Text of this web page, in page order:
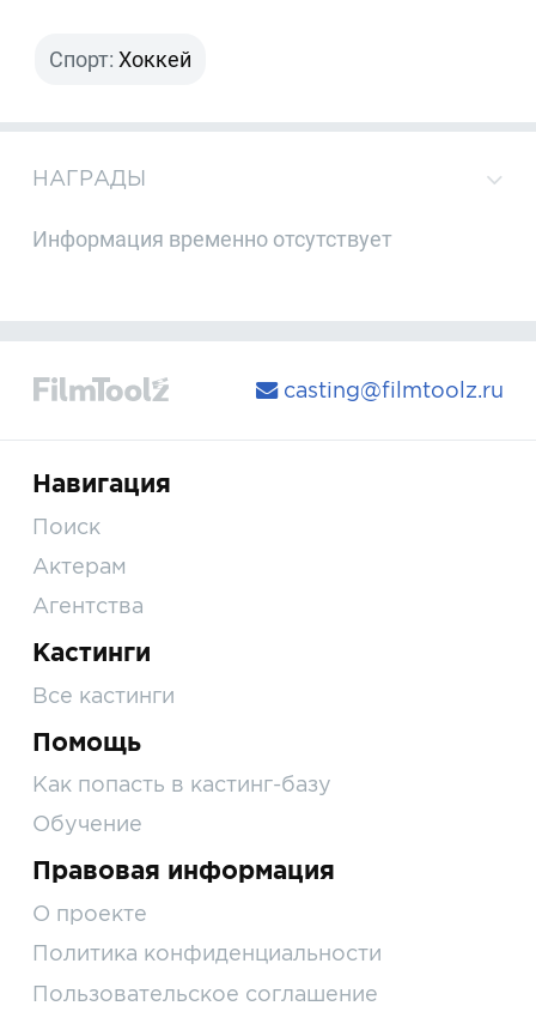
Спорт: Хоккей
НАГРАДЫ
Информация временно отсутствует
casting@filmtoolz.ru
Навигация
Поиск
Актерам
Агентства
Кастинги
Все кастинги
Помощь
Как попасть в кастинг-базу
Обучение
Правовая информация
О проекте
Политика конфиденциальности
Пользовательское соглашение